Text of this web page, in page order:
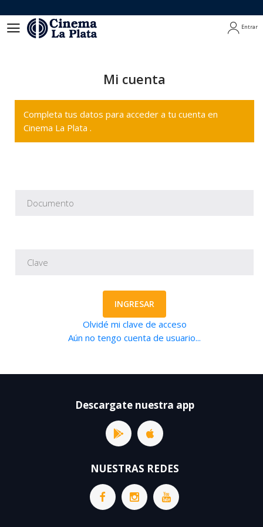
Entrar
Mi cuenta
Completa tus datos para acceder a tu cuenta en
Cinema La Plata .
INGRESAR
Olvidé mi clave de acceso
Aún no tengo cuenta de usuario...
Descargate nuestra app
NUESTRAS REDES